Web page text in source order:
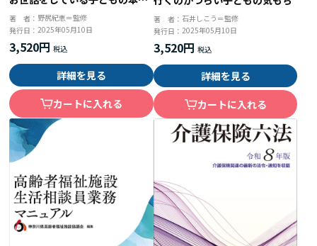
の気もち
著 者： 野尻紀恵＝監修
発行日：2025年05月10日
3,520円
詳細を見る
カートに入れる
著 者： 石井しこう＝監修
発行日： 2025年05月10日
3,520円
詳細を見る
カートに入れる